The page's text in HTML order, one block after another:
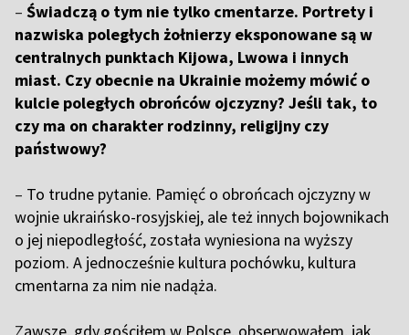
– Świadczą o tym nie tylko cmentarze. Portrety i
nazwiska poległych żołnierzy eksponowane są w
centralnych punktach Kijowa, Lwowa i innych
miast. Czy obecnie na Ukrainie możemy mówić o
kulcie poległych obrońców ojczyzny? Jeśli tak, to
czy ma on charakter rodzinny, religijny czy
państwowy?
– To trudne pytanie. Pamięć o obrońcach ojczyzny w
wojnie ukraińsko-rosyjskiej, ale też innych bojownikach
o jej niepodległość, została wyniesiona na wyższy
poziom. A jednocześnie kultura pochówku, kultura
cmentarna za nim nie nadąża.